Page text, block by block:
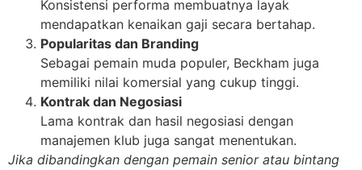
Konsistensi performa membuatnya layak
mendapatkan kenaikan gaji secara bertahap.
Popularitas dan Branding
Sebagai pemain muda populer, Beckham juga
memiliki nilai komersial yang cukup tinggi.
Kontrak dan Negosiasi
Lama kontrak dan hasil negosiasi dengan
manajemen klub juga sangat menentukan.
Jika dibandingkan dengan pemain senior atau bintang